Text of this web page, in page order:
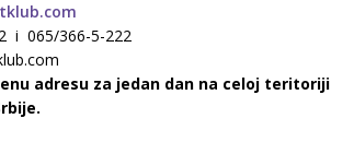
i 065/366-5-222
adresu za jedan dan na celoj teritoriji